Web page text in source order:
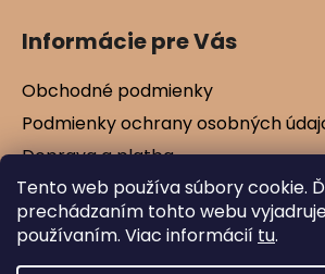
Tento web používa súbory cookie.
prechádzaním tohto webu
používaním. Viac informácií tu.
Informácie pre Vás
Obchodné podmienky
Podmienky ochrany osobných
Doprava a platba
Kontakty
Vernostné zľavy